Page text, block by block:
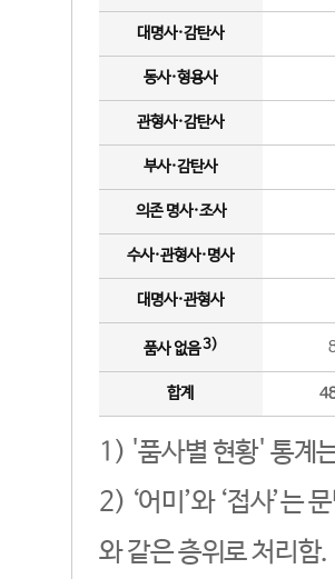
대명사·감탄사
동사·형용사
관형사·감탄사
부사·감탄사
의존 명사·조사
수사·관형사·명사
대명사·관형사
품사 없음3)
합계
1) '품사별 현황' 통계
2) ‘어미’와 ‘접사’는
와 같은 층위로 처리함.